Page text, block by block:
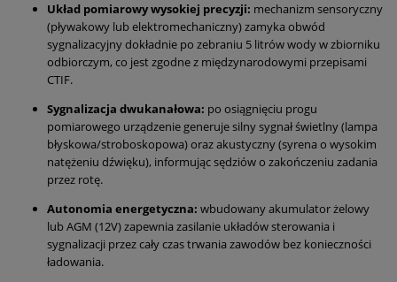
Układ pomiarowy wysokiej precyzji: mechanizm sensoryczny
(pływakowy lub elektromechaniczny) zamyka obwód
sygnalizacyjny dokładnie po zebraniu 5 litrów wody w zbiorniku
odbiorczym, co jest zgodne z międzynarodowymi przepisami
CTIF.
Sygnalizacja dwukanałowa: po osiągnięciu progu
pomiarowego urządzenie generuje silny sygnał świetlny (lampa
błyskowa/stroboskopowa) oraz akustyczny (syrena o wysokim
natężeniu dźwięku), informując sędziów o zakończeniu zadania
przez rotę.
Autonomia energetyczna: wbudowany akumulator żelowy
lub AGM (12V) zapewnia zasilanie układów sterowania i
sygnalizacji przez cały czas trwania zawodów bez konieczności
ładowania.